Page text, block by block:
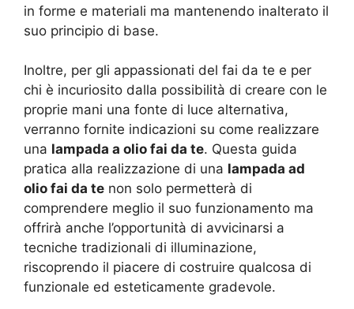
in forme e materiali ma mantenendo inalterato il
suo principio di base.
Inoltre, per gli appassionati del fai da te e per
chi è incuriosito dalla possibilità di creare con le
proprie mani una fonte di luce alternativa,
verranno fornite indicazioni su come realizzare
una lampada a olio fai da te. Questa guida
pratica alla realizzazione di una lampada ad
olio fai da te non solo permetterà di
comprendere meglio il suo funzionamento ma
offrirà anche l’opportunità di avvicinarsi a
tecniche tradizionali di illuminazione,
riscoprendo il piacere di costruire qualcosa di
funzionale ed esteticamente gradevole.